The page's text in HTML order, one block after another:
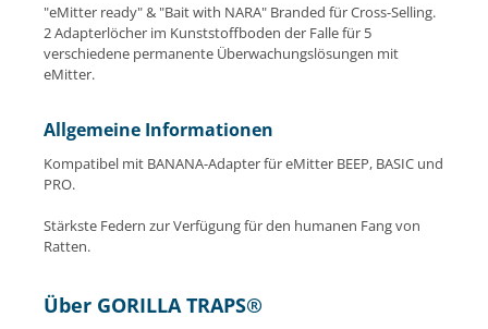
"eMitter ready" & "Bait with NARA" Branded für Cross-Selling.
2 Adapterlöcher im Kunststoffboden der Falle für 5
verschiedene permanente Überwachungslösungen mit
eMitter.
Allgemeine Informationen
Kompatibel mit BANANA-Adapter für eMitter BEEP, BASIC und
PRO.
Stärkste Federn zur Verfügung für den humanen Fang von
Ratten.
Über GORILLA TRAPS®